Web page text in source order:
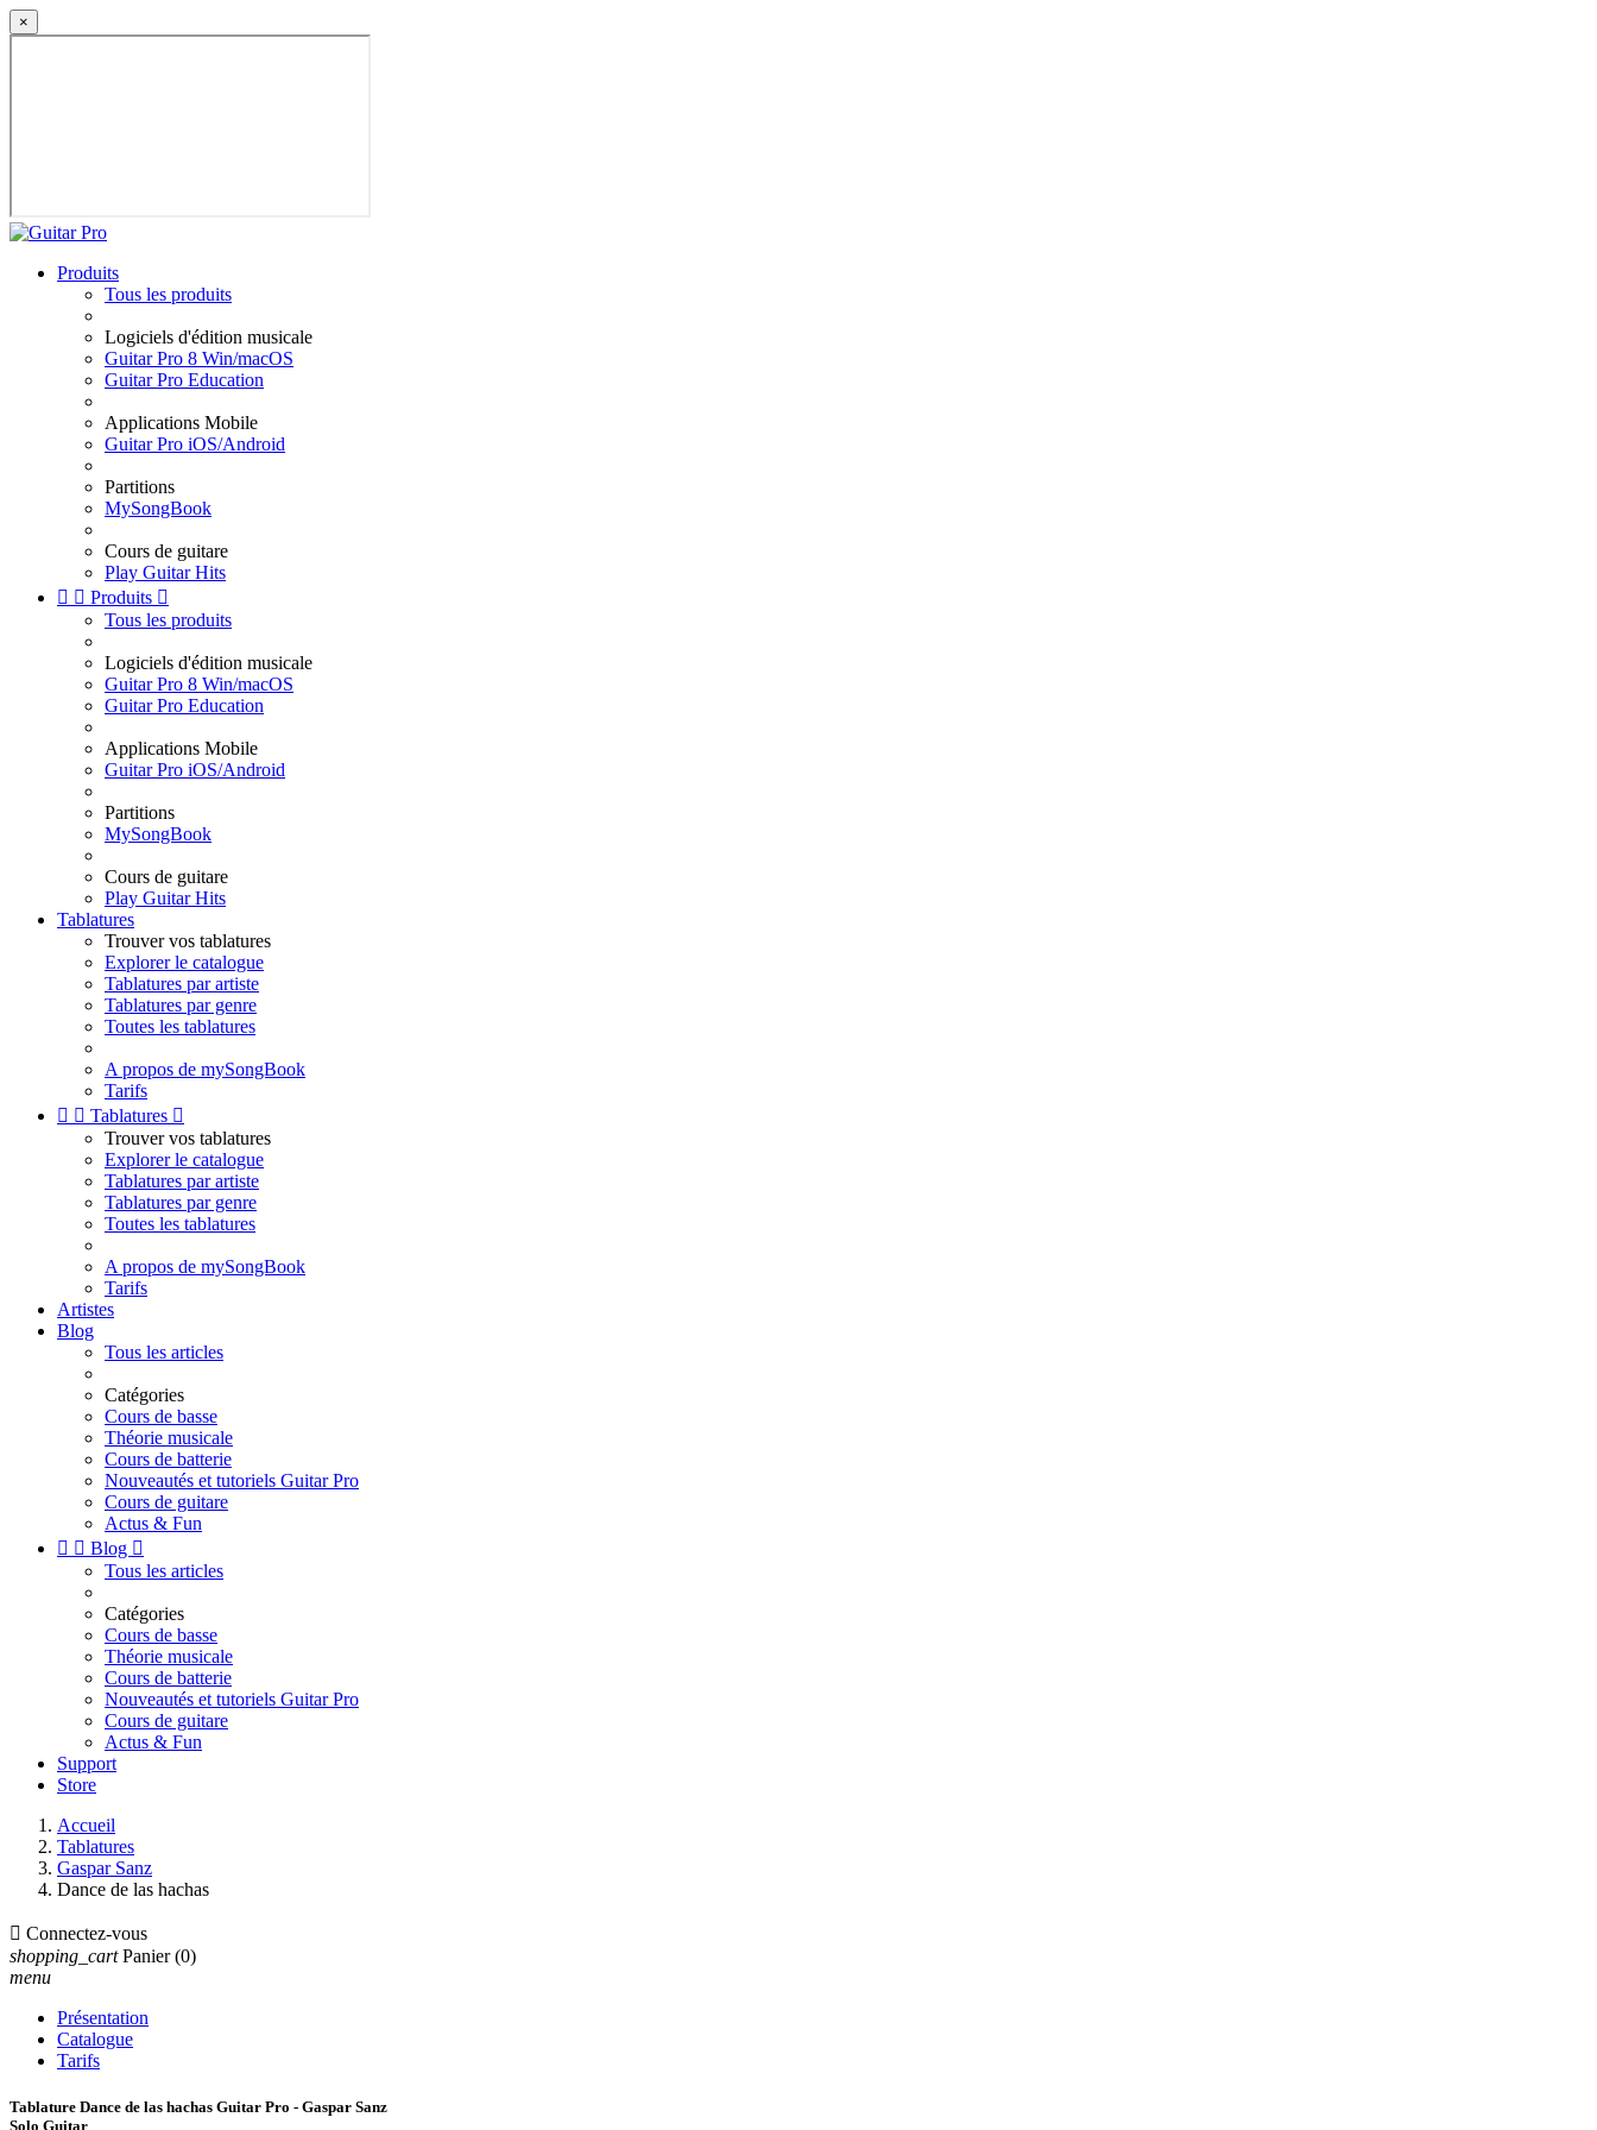
×
Produits
Tous les produits
Logiciels d'édition musicale
Guitar Pro 8 Win/macOS
Guitar Pro Education
Applications Mobile
Guitar Pro iOS/Android
Partitions
MySongBook
Cours de guitare
Play Guitar Hits
  Produits 
Tous les produits
Logiciels d'édition musicale
Guitar Pro 8 Win/macOS
Guitar Pro Education
Applications Mobile
Guitar Pro iOS/Android
Partitions
MySongBook
Cours de guitare
Play Guitar Hits
Tablatures
Trouver vos tablatures
Explorer le catalogue
Tablatures par artiste
Tablatures par genre
Toutes les tablatures
A propos de mySongBook
Tarifs
  Tablatures 
Trouver vos tablatures
Explorer le catalogue
Tablatures par artiste
Tablatures par genre
Toutes les tablatures
A propos de mySongBook
Tarifs
Artistes
Blog
Tous les articles
Catégories
Cours de basse
Théorie musicale
Cours de batterie
Nouveautés et tutoriels Guitar Pro
Cours de guitare
Actus & Fun
  Blog 
Tous les articles
Catégories
Cours de basse
Théorie musicale
Cours de batterie
Nouveautés et tutoriels Guitar Pro
Cours de guitare
Actus & Fun
Support
Store
Accueil
Tablatures
Gaspar Sanz
Dance de las hachas
 Connectez-vous
shopping_cart Panier (0)
menu
Présentation
Catalogue
Tarifs
Tablature Dance de las hachas Guitar Pro - Gaspar Sanz
Solo Guitar